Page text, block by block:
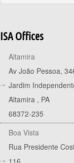
ISA Offices
Altamira
Av João Pessoa,
Jardim
Altamira , PA
68372-235
Boa Vista
Rua Presidente
116